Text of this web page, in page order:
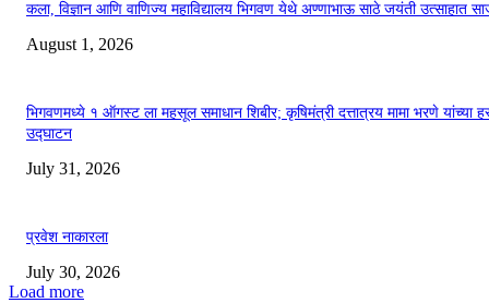
कला, विज्ञान आणि वाणिज्य महाविद्यालय भिगवण येथे अण्णाभाऊ साठे जयंती उत्साहात
August 1, 2026
भिगवणमध्ये १ ऑगस्ट ला महसूल समाधान शिबीर; कृषिमंत्री दत्तात्रय मामा भरणे यांच्या
उद्घाटन
July 31, 2026
प्रवेश नाकारला
July 30, 2026
Load more